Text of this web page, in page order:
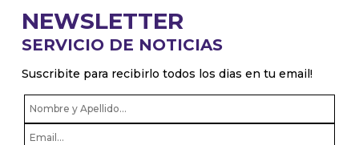
NEWSLETTER
SERVICIO DE NOTICIAS
Suscribite para recibirlo todos los dias en tu email!